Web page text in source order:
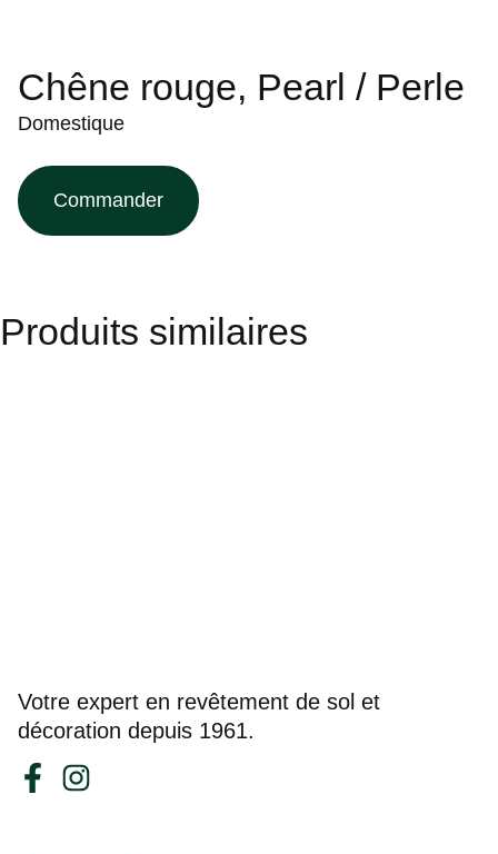
Chêne rouge, Pearl / Perle
Domestique
Commander
Produits similaires
Votre expert en revêtement de sol et
décoration depuis 1961.